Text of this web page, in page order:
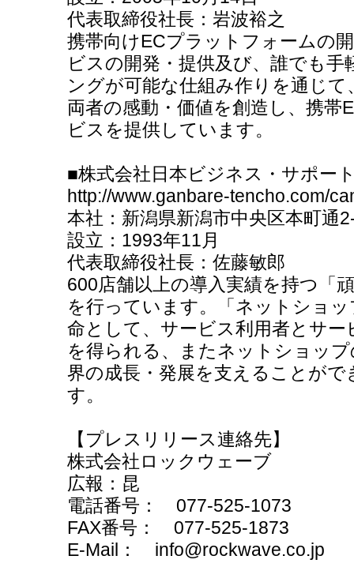
代表取締役社長：岩波裕之
携帯向けECプラットフォームの
ビスの開発・提供及び、誰でも
ングが可能な仕組み作りを通じ
両者の感動・価値を創造し、携帯
ビスを提供しています。
■株式会社日本ビジネス・サポー
http://www.ganbare-tencho.com/
本社：新潟県新潟市中央区本町通
設立：1993年11月
代表取締役社長：佐藤敏郎
600店舗以上の導入実績を持つ「
を行っています。「ネットショ
命として、サービス利用者とサ
を得られる、またネットショッ
界の成長・発展を支えることが
す。
【プレスリリース連絡先】
株式会社ロックウェーブ
広報：昆
電話番号： 077-525-1073
FAX番号： 077-525-1873
E-Mail： info@rockwave.co.jp